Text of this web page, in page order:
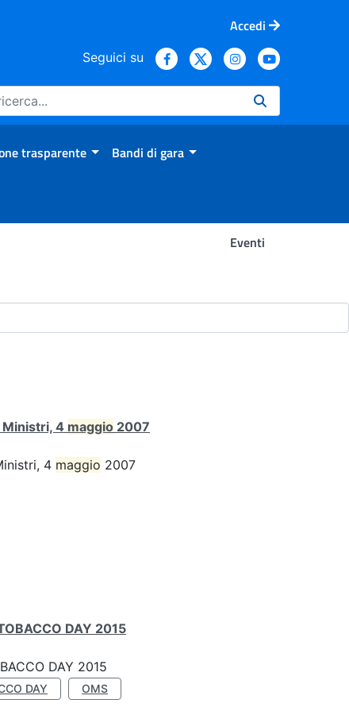
Accedi
Seguici su
trasparente Bandi di gara
Eventi
4 maggio 2007
4 maggio 2007
DAY 2015
DAY 2015
DAY OMS